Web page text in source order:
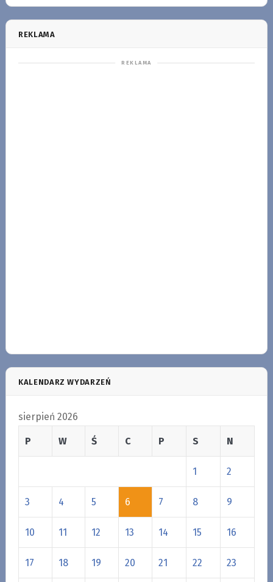
REKLAMA
KALENDARZ WYDARZEŃ
sierpień 2026
P W Ś C P S N
1 2
3 4 5 6 7 8 9
10 11 12 13 14 15 16
17 18 19 20 21 22 23